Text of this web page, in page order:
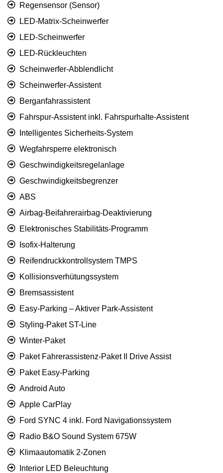
Regensensor (Sensor)
LED-Matrix-Scheinwerfer
LED-Scheinwerfer
LED-Rückleuchten
Scheinwerfer-Abblendlicht
Scheinwerfer-Assistent
Berganfahrassistent
Fahrspur-Assistent inkl. Fahrspurhalte-Assistent
Intelligentes Sicherheits-System
Wegfahrsperre elektronisch
Geschwindigkeitsregelanlage
Geschwindigkeitsbegrenzer
ABS
Airbag-Beifahrerairbag-Deaktivierung
Elektronisches Stabilitäts-Programm
Isofix-Halterung
Reifendruckkontrollsystem TMPS
Kollisionsverhütungssystem
Bremsassistent
Easy-Parking – Aktiver Park-Assistent
Styling-Paket ST-Line
Winter-Paket
Paket Fahrerassistenz-Paket II Drive Assist
Paket Easy-Parking
Android Auto
Apple CarPlay
Ford SYNC 4 inkl. Ford Navigationssystem
Radio B&O Sound System 675W
Klimaautomatik 2-Zonen
Interior LED Beleuchtung